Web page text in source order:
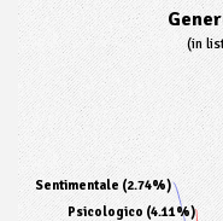
(in
Psicologico (4.11%)
Sentimentale (2.74%)